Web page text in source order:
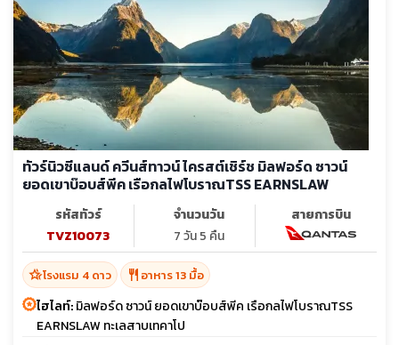
ทัวร์นิวซีแลนด์ ควีนส์ทาวน์ ไครสต์เชิร์ช มิลฟอร์ด ซาวน์
ยอดเขาบ๊อบส์พีค เรือกลไฟโบราณTSS EARNSLAW
รหัสทัวร์
TVZ10073
จำนวนวัน
7 วัน 5 คืน
สายการบิน
hotel_classโรงแรม 4 ดาว restaurant อาหาร 13 มื้อ
ไฮไลท์:มิลฟอร์ด ซาวน์ ยอดเขาบ๊อบส์พีค เรือกลไฟโบราณTSS
EARNSLAW ทะเลสาบเทคาโป